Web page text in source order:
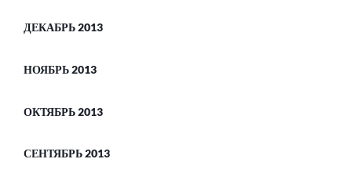
ДЕКАБРЬ 2013
НОЯБРЬ 2013
ОКТЯБРЬ 2013
СЕНТЯБРЬ 2013